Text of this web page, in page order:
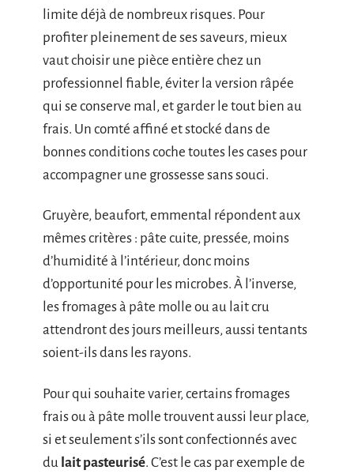
limite déjà de nombreux risques. Pour
profiter pleinement de ses saveurs, mieux
vaut choisir une pièce entière chez un
professionnel fiable, éviter la version râpée
qui se conserve mal, et garder le tout bien au
frais. Un comté affiné et stocké dans de
bonnes conditions coche toutes les cases pour
accompagner une grossesse sans souci.
Gruyère, beaufort, emmental répondent aux
mêmes critères : pâte cuite, pressée, moins
d’humidité à l’intérieur, donc moins
d’opportunité pour les microbes. À l’inverse,
les fromages à pâte molle ou au lait cru
attendront des jours meilleurs, aussi tentants
soient-ils dans les rayons.
Pour qui souhaite varier, certains fromages
frais ou à pâte molle trouvent aussi leur place,
si et seulement s’ils sont confectionnés avec
du lait pasteurisé. C’est le cas par exemple de